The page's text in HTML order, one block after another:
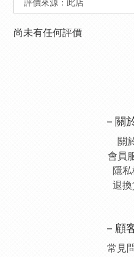
尚未有任何評價
－關
關
會員
隱
退換
－顧
常見